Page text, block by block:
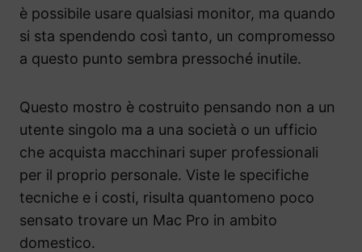
è possibile usare qualsiasi monitor, ma quando
si sta spendendo così tanto, un compromesso
a questo punto sembra pressoché inutile.
Questo mostro è costruito pensando non a un
utente singolo ma a una società o un ufficio
che acquista macchinari super professionali
per il proprio personale. Viste le specifiche
tecniche e i costi, risulta quantomeno poco
sensato trovare un Mac Pro in ambito
domestico.